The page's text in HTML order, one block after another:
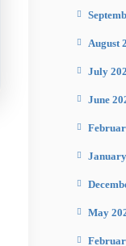
August
July
June
May